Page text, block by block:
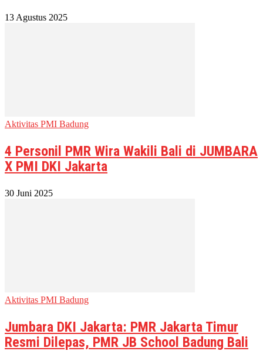
13 Agustus 2025
Aktivitas PMI Badung
4 Personil PMR Wira Wakili Bali di JUMBARA
X PMI DKI Jakarta
30 Juni 2025
Aktivitas PMI Badung
Jumbara DKI Jakarta: PMR Jakarta Timur
Resmi Dilepas, PMR JB School Badung Bali